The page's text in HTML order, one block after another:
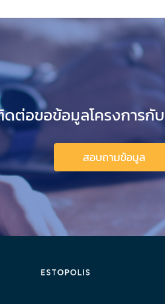
ต่อขอข้อมูลโครงการกับ
สอบถามข้อมูล